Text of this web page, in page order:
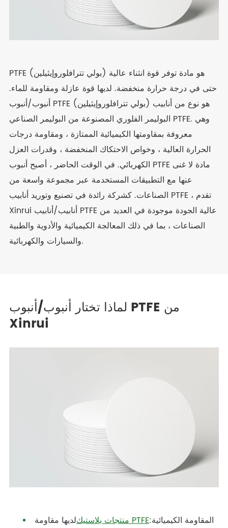
PTFE (بولي تترافلوروإيثيلين) هو مادة توفر قوة انثناء عالية
حتى في درجة حرارة منخفضة. لديها قوة عازلة ومقاومة للماء.
أنبوب/أنبوب PTFE (بولي تترافلوروإيثيلين) هو نوع من أنابيب
البوليمر الفلوري المصنوعة من البوليمر الصناعي PTFE. وهي
معروفة بمقاومتها الكيميائية الممتازة ، ومقاومة درجات
الحرارة العالية ، وخواص الاحتكاك المنخفضة ، وقدرات العزل
الكهربائي. في الوقت الحاضر ، أصبح أنبوب PTFE مادة لا غنى
عنها مع التطبيقات المستخدمة عبر مجموعة واسعة من
الصناعات. كشركة رائدة في تصنيع وتوريد أنابيب PTFE ، تقدم
Xinrui أنابيب/أنابيب PTFE عالية الجودة موجودة في العديد من
الصناعات ، بما في ذلك المعالجة الكيميائية والأدوية والطبية
والسيارات والكهربائية.
لماذا تختار أنبوب/أنبوب PTFE من
Xinrui
المقاومة الكيميائية:منتجات بلاستيك PTFE
لديها مقاومة